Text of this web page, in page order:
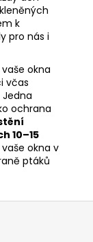
k
pro nás i
okna
včas
ochrana
10–15
okna v
ptáků